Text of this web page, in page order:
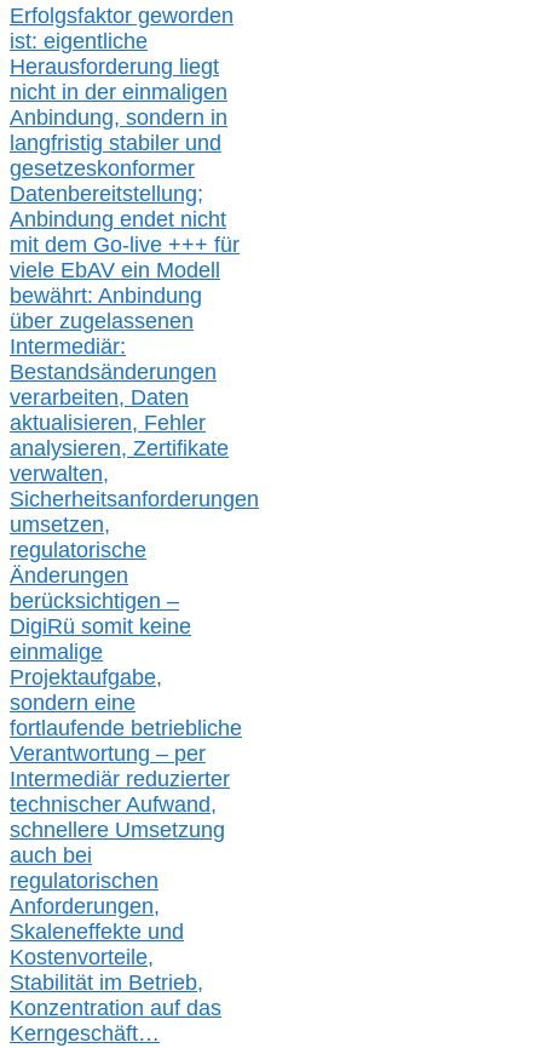
Erfolgsfaktor geworden
ist: eigentliche
Herausforderung liegt
nicht in der einmaligen
Anbindung, sondern in
langfristig stabiler und
gesetzeskonformer
Datenbereitstellung;
Anbindung endet nicht
mit dem Go-live +++ für
viele EbAV ein Modell
bewährt: Anbindung
über zugelassenen
Intermediär:
Bestandsänderungen
verarbeiten, Daten
aktualisieren, Fehler
analysieren, Zertifikate
verwalten,
Sicherheitsanforderungen
umsetzen,
regulatorische
Änderungen
berücksichtigen –
DigiRü somit keine
einmalige
Projektaufgabe,
sondern eine
fortlaufende betriebliche
Verantwortung – per
Intermediär reduzierter
technischer Aufwand,
schnellere Umsetzung
auch bei
regulatorischen
Anforderungen,
Skaleneffekte und
Kostenvorteile,
Stabilität im Betrieb,
Konzentration auf das
Kerngeschäft…